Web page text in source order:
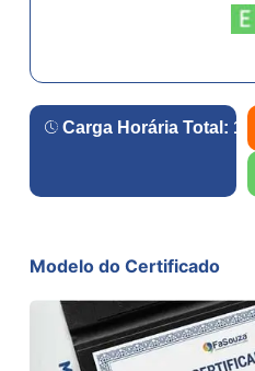
Carga Horária Total: 180
Modelo do Certificado